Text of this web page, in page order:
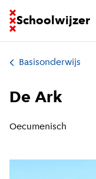
Schoolwijzer
Ga naar
Basisonderwijs
De Ark
Oecumenisch